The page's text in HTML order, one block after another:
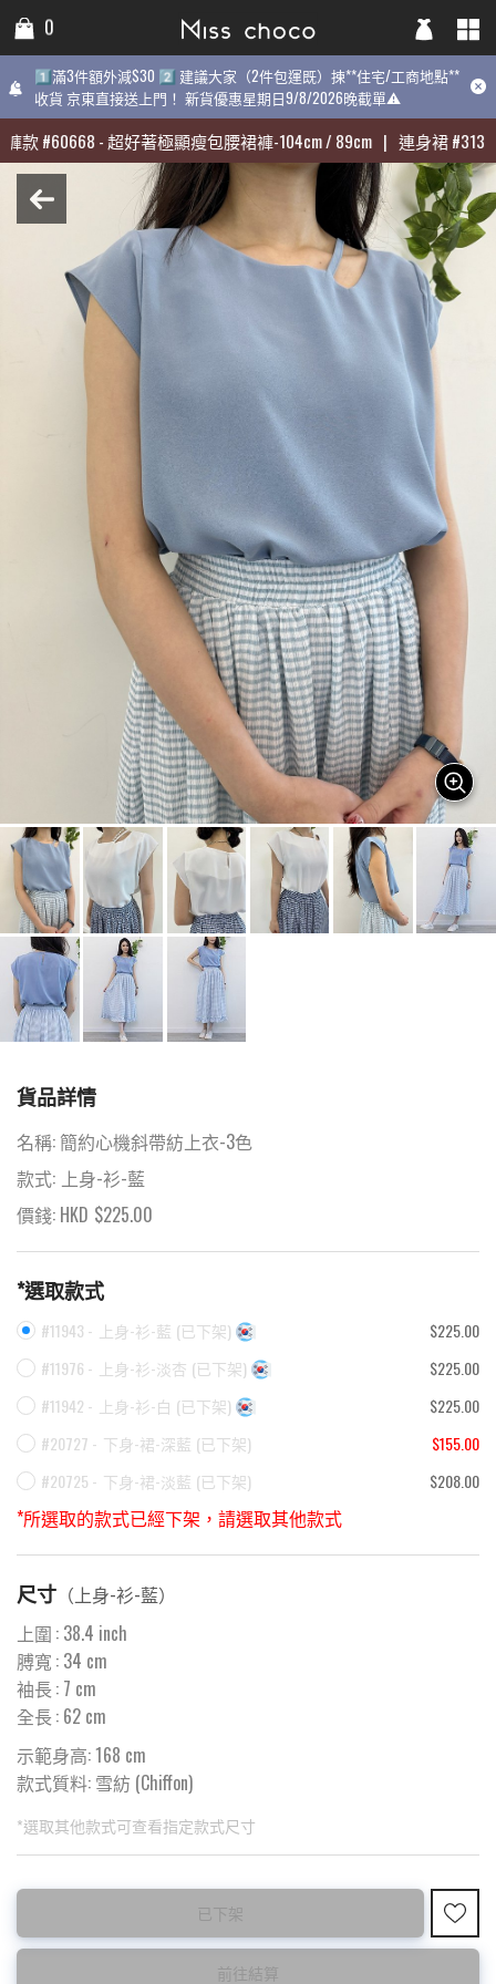
0
1️⃣滿3件額外減$30 2️⃣ 建議大家（2件包運既）揀**住宅/工商地點**
收貨 京東直接送上門！ 新貨優惠星期日9/8/2026晚截單⚠️
款#60668- 超好著極顯瘦包腰裙褲-104cm / 89cm | 連身裙#31398
0
1️⃣滿3件額外減$30 2️⃣ 建議大家（2件包運既）揀**住宅/工商地點**
收貨 京東直接送上門！ 新貨優惠星期日9/8/2026晚截單⚠️
款#60668- 超好著極顯瘦包腰裙褲-104cm / 89cm | 連身裙#31398
1️⃣滿3件額外減$30 2️⃣ 建議大家（2件包運既）揀**住宅/工商地點**
9/8/2026晚截單⚠️
熱賣: 褲款# 60668-超好著極顯瘦包腰裙褲-104cm / 89cm | 連身裙
貨品詳情
名稱: 簡約心機斜帶紡上衣-3色
款式: 上身-衫-藍
價錢: HKD $225.00
*選取款式
#11943 - 上身-衫-藍 (已下架)
$225.00
#11976 - 上身-衫-淡杏 (已下架)
$225.00
#11942 - 上身-衫-白 (已下架)
$225.00
#20727 - 下身-裙-深藍 (已下架)
$155.00
#20725 - 下身-裙-淡藍 (已下架) $208.00
*所選取的款式已經下架，請選取其他款式
尺寸 （上身-衫-藍）
上圍 : 38.4 inch
膊寬 : 34 cm
袖長 : 7 cm
全長 : 62 cm
示範身高: 168 cm
款式質料: 雪紡 (Chiffon)
*選取其他款式可查看指定款式尺寸
此為預購品
<預購款>因為韓國東大門8月暑假關係， 預購款會於8月18日
後才陸續返貨⚠️
此為減價貨品
特價品不設退換，購買前請先確認所列出的尺碼是否合適。
已下架
前往結算